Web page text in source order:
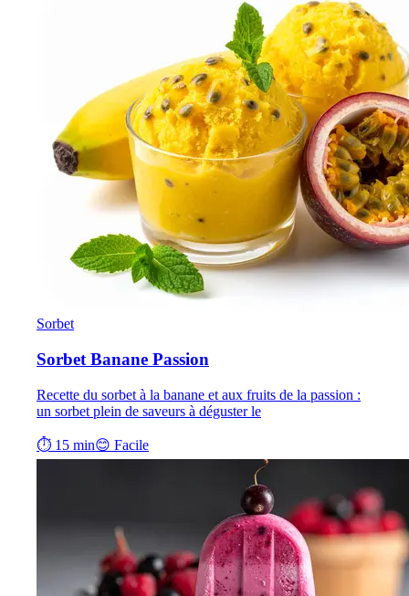
Sorbet
Sorbet Banane Passion
Recette du sorbet à la banane et aux fruits de la passion :
un sorbet plein de saveurs à déguster le
⏱ 15 min😊 Facile